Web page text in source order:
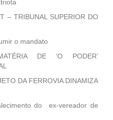
– TRIBUNAL SUPERIOR DO
o mandato
DE ‘O PODER’
DA FERROVIA DINAMIZA
do ex-vereador de